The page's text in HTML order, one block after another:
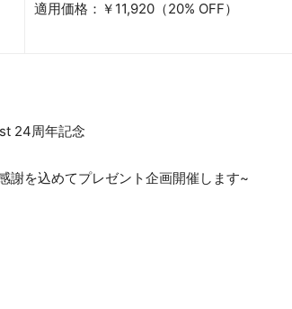
適用価格：￥11,920（20% OFF）
24周年記念
謝を込めてプレゼント企画開催します~